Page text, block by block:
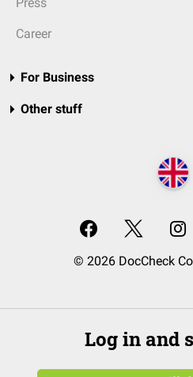
Career
For Business
Other stuff
© 2026 DocCheck
Log in and